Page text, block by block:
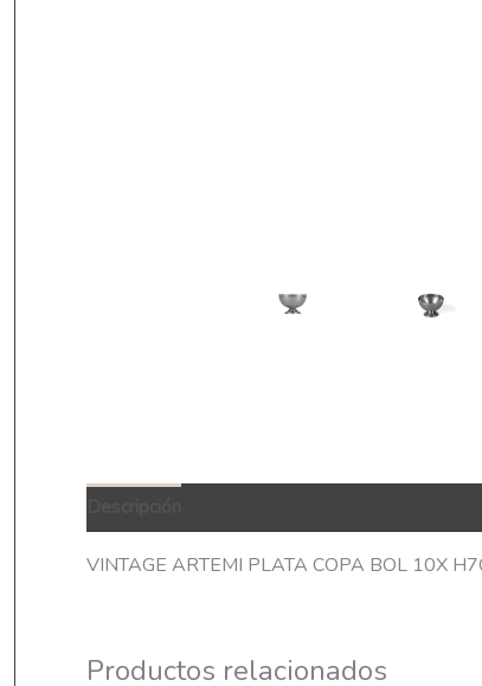
VINTAGE ARTEMI PLATA COPA BOL 10X
Productos relacionados